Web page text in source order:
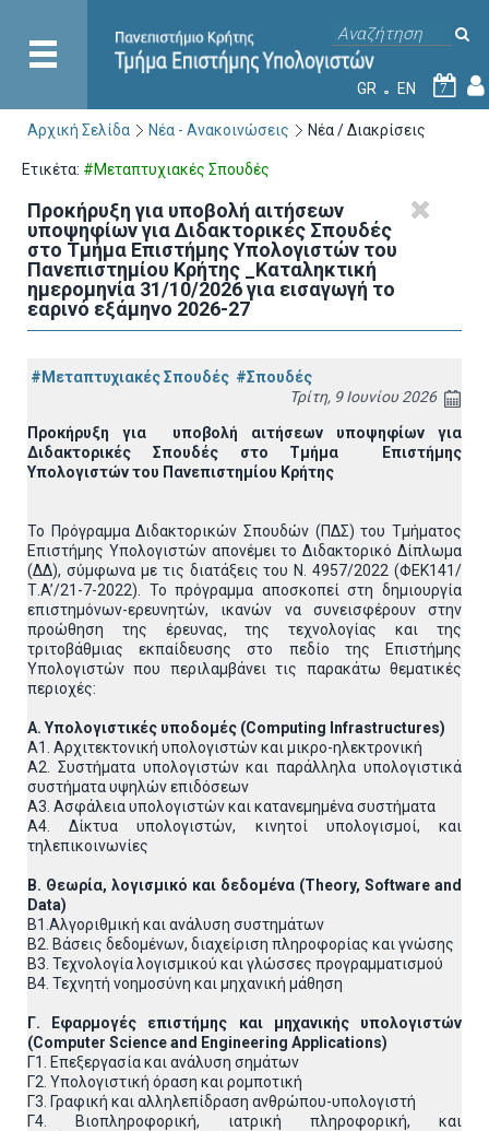
GR EN 7
Αρχική Σελίδα Νέα - Ανακοινώσεις Νέα / Διακρίσεις
Ετικέτα: #Μεταπτυχιακές Σπουδές
Προκήρυξη για υποβολή αιτήσεων
υποψηφίων για Διδακτορικές Σπουδές
στο Τμήμα Eπιστήμης Υπολογιστών του
Πανεπιστημίου Κρήτης _Καταληκτική
ημερομηνία 31/10/2026 για εισαγωγή το
εαρινό εξάμηνο 2026-27
#Μεταπτυχιακές Σπουδές #Σπουδές
Τρίτη, 9 Ιουνίου 2026
Προκήρυξη για υποβολή αιτήσεων υποψηφίων για
Διδακτορικές Σπουδές στο Τμήμα
Eπιστήμης
Υπολογιστών του Πανεπιστημίου Κρήτης
Το Πρόγραμμα Διδακτορικών Σπουδών (ΠΔΣ) του Τμήματος
Επιστήμης Υπολογιστών απονέμει το Διδακτορικό Δίπλωμα
(ΔΔ), σύμφωνα με τις διατάξεις του Ν. 4957/2022 (ΦΕΚ141/
Τ.A’/21-7-2022). Το πρόγραμμα αποσκοπεί στη δημιουργία
επιστημόνων-ερευνητών, ικανών να συνεισφέρουν στην
προώθηση της έρευνας, της τεχνολογίας και της
τριτοβάθμιας εκπαίδευσης στο πεδίο της Επιστήμης
Υπολογιστών που περιλαμβάνει τις παρακάτω θεματικές
περιοχές:
Α. Υπολογιστικές υποδομές (Computing Infrastructures)
Α1. Αρχιτεκτονική υπολογιστών και μικρο-ηλεκτρονική
Α2. Συστήματα υπολογιστών και παράλληλα υπολογιστικά
συστήματα υψηλών επιδόσεων
Α3. Ασφάλεια υπολογιστών και κατανεμημένα συστήματα
Α4. Δίκτυα υπολογιστών, κινητοί υπολογισμοί, και
τηλεπικοινωνίες
Β. Θεωρία, λογισμικό και δεδομένα (Theory, Software and
Data)
Β1.Αλγοριθμική και ανάλυση συστημάτων
Β2. Βάσεις δεδομένων, διαχείριση πληροφορίας και γνώσης
Β3. Τεχνολογία λογισμικού και γλώσσες προγραμματισμού
Β4. Τεχνητή νοημοσύνη και μηχανική μάθηση
Γ. Εφαρμογές επιστήμης και μηχανικής υπολογιστών
(Computer Scienceand Engineering Applications)
Γ1. Επεξεργασία και ανάλυση σημάτων
Γ2. Υπολογιστική όραση και ρομποτική
Γ3. Γραφική και αλληλεπίδραση ανθρώπου-υπολογιστή
Γ4. Βιοπληροφορική, ιατρική πληροφορική, και